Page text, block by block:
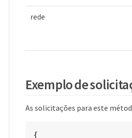
rede
Exemplo de
As solicitações para este
{